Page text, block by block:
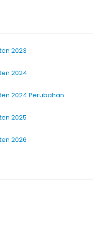
2023
2024
2024 Perubahan
2025
2026